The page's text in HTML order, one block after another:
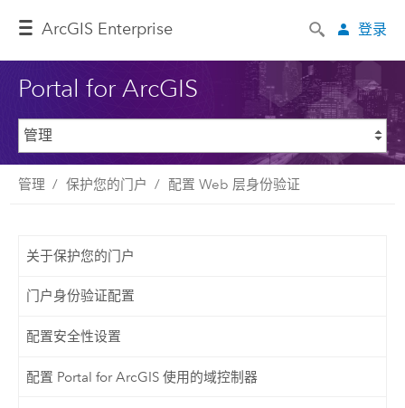
ArcGIS Enterprise 登录
Portal for ArcGIS
管理 保护您的门户 配置 Web 层身份验证
关于保护您的门户
门户身份验证配置
配置安全性设置
配置 Portal for ArcGIS 使用的域控制器